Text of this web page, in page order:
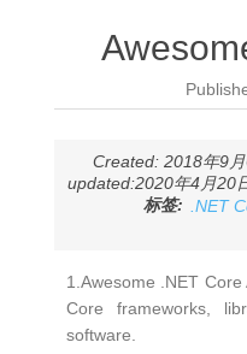
Created: 2018年9
updated:2020年4月20
标签:
.NET
1.Awesome .NET
Core frameworks,
software.